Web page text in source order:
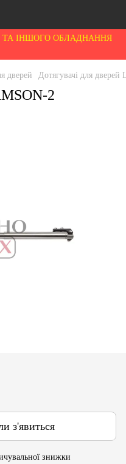
ТА ІНШОГО ОБЛАДНАННЯ
дверей Дотягувачі для дверей
2
з'явиться
знижки